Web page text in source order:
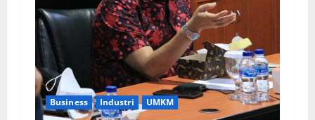
Business Industri UMKM